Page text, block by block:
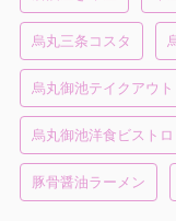
烏丸三条コスタ
烏丸御池テイクアウト
烏丸御池洋食ビストロ
豚骨醤油ラーメン